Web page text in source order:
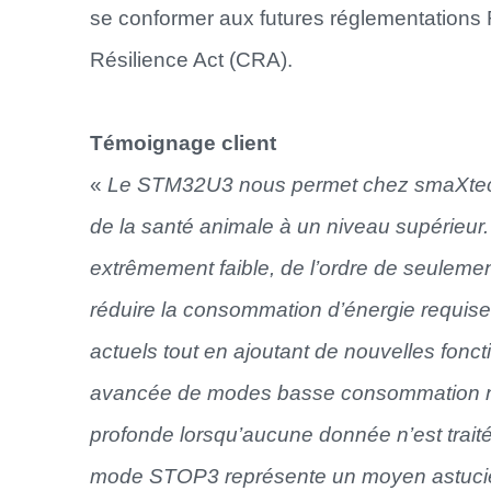
se conformer aux futures
Résilience Act (CRA).
Témoignage client
« Le STM32U3 nous permet chez
de la santé animale à un niveau
extrêmement faible, de l’ordre de
réduire la consommation d’énergie
actuels tout en ajoutant de nouvelles
avancée de modes basse consommation
profonde lorsqu’aucune donnée n’est
mode STOP3 représente un moyen